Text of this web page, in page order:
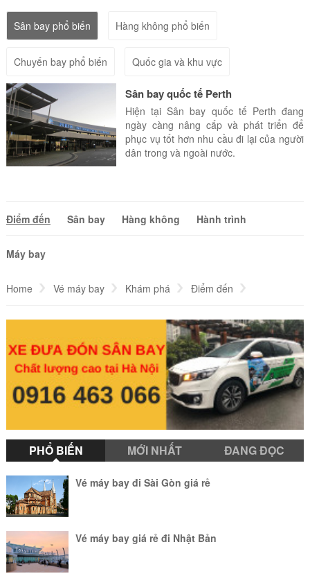
Sân bay phổ biến Hàng không phổ biến
Chuyến bay phổ biến Quốc gia và khu vực
Sân bay quốc tế Perth
Hiện tại Sân bay quốc tế Perth đang
ngày càng nâng cấp và phát triển để
phục vụ tốt hơn nhu cầu đi lại của người
dân trong và ngoài nước.
Điểm đến Sân bay Hàng không Hành trình
Máy bay
Home Vé máy bay Khám phá Điểm đến
Vé máy bay đi Perth giá rẻ
PHỔ BIẾN MỚI NHẤT ĐANG ĐỌC
Vé máy bay đi Sài Gòn giá rẻ
Vé máy bay giá rẻ đi Nhật Bản